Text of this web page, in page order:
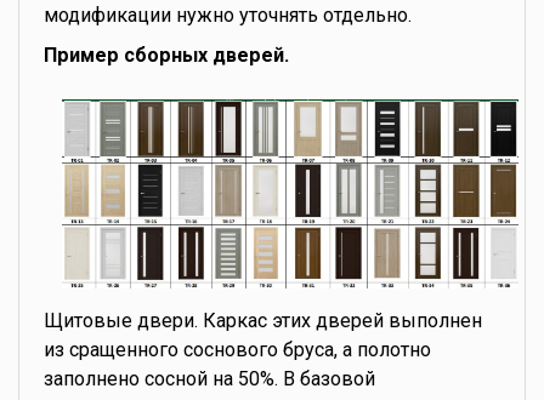
модификации нужно уточнять отдельно.
Пример сборных дверей.
Щитовые двери. Каркас этих дверей выполнен
из сращенного соснового бруса, а полотно
заполнено сосной на 50%. В базовой